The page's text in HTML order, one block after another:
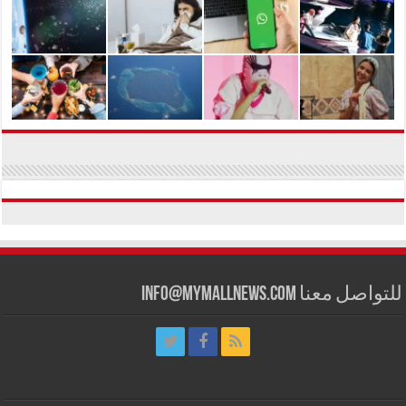
للتواصل معنا info@mymallnews.com